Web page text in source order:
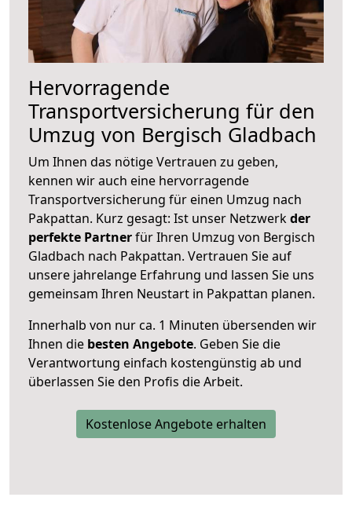
Hervorragende
Transportversicherung für den
Umzug von Bergisch Gladbach
Um Ihnen das nötige Vertrauen zu geben,
kennen wir auch eine hervorragende
Transportversicherung für einen Umzug nach
Pakpattan. Kurz gesagt: Ist unser Netzwerkder
perfekte Partnerfür Ihren Umzug von Bergisch
Gladbach nach Pakpattan. Vertrauen Sie auf
unsere jahrelange Erfahrung und lassen Sie uns
gemeinsam Ihren Neustart in Pakpattan planen.
Innerhalb von nur ca. 1 Minuten übersenden wir
Ihnen die besten Angebote. Geben Sie die
Verantwortung einfach kostengünstig ab und
überlassen Sie den Profis die Arbeit.
Kostenlose Angebote erhalten